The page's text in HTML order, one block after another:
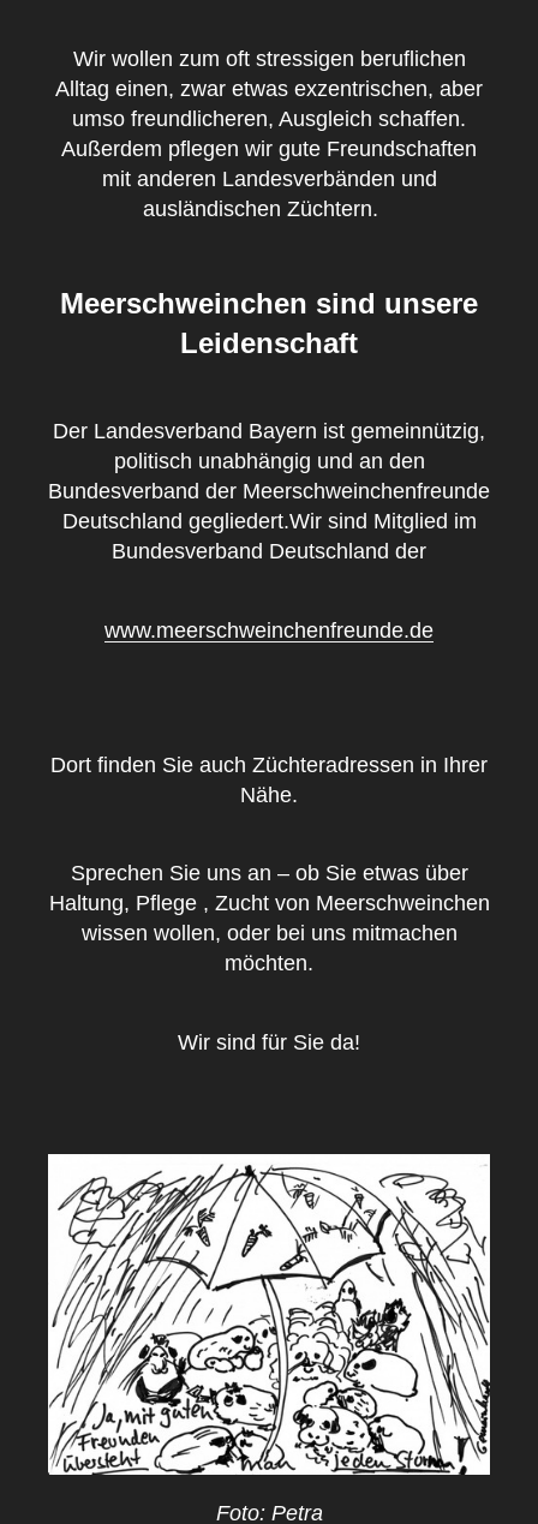
Wir wollen zum oft stressigen beruflichen
Alltag einen, zwar etwas exzentrischen, aber
umso freundlicheren, Ausgleich schaffen.
Außerdem pflegen wir gute Freundschaften
mit anderen Landesverbänden und
ausländischen Züchtern.
Meerschweinchen sind unsere
Leidenschaft
Der Landesverband Bayern ist gemeinnützig,
politisch unabhängig und an den
Bundesverband der Meerschweinchenfreunde
Deutschland gegliedert.Wir sind Mitglied im
Bundesverband Deutschland der
www.meerschweinchenfreunde.de
Dort finden Sie auch Züchteradressen in Ihrer
Nähe.
Sprechen Sie uns an – ob Sie etwas über
Haltung, Pflege , Zucht von Meerschweinchen
wissen wollen, oder bei uns mitmachen
möchten.
Wir sind für Sie da!
Foto: Petra